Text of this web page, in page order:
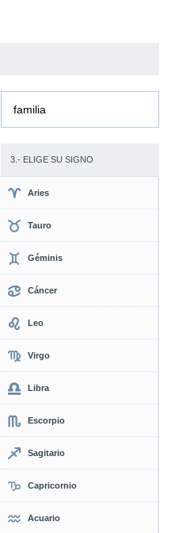
familia
3.- ELIGE SU SIGNO
Aries
Tauro
Géminis
Cáncer
Leo
Virgo
Libra
Escorpio
Sagitario
Capricornio
Acuario